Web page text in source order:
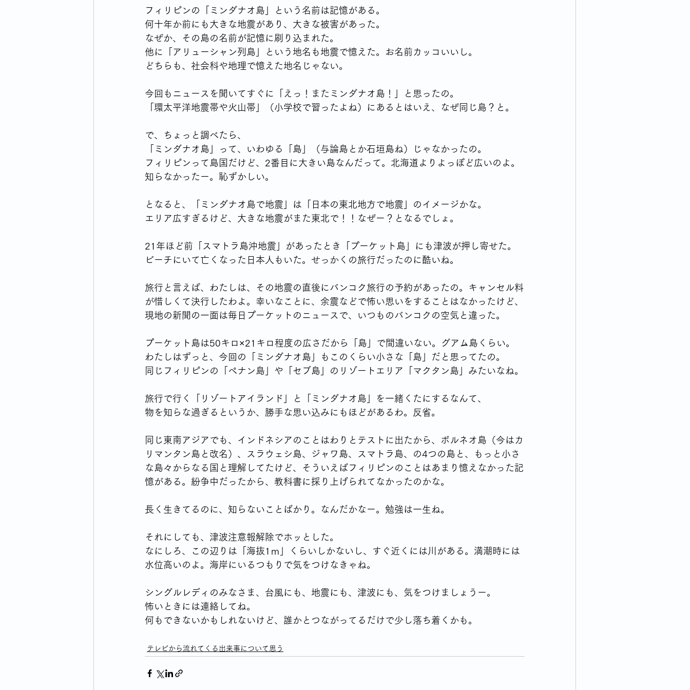
フィリピンの「ミンダナオ島」という名前は記憶がある。
何十年か前にも大きな地震があり、大きな被害があった。
なぜか、その島の名前が記憶に刷り込まれた。
他に「アリューシャン列島」という地名も地震で憶えた。お名前カッコいいし。
どちらも、社会科や地理で憶えた地名じゃない。
今回もニュースを聞いてすぐに「えっ！またミンダナオ島！」と思ったの。
「環太平洋地震帯や火山帯」（小学校で習ったよね）にあるとはいえ、なぜ同じ島？と。
で、ちょっと調べたら、
「ミンダナオ島」って、いわゆる「島」（与論島とか石垣島ね）じゃなかったの。
フィリピンって島国だけど、2番目に大きい島なんだって。北海道よりよっぽど広いのよ。
知らなかったー。恥ずかしい。
となると、「ミンダナオ島で地震」は「日本の東北地方で地震」のイメージかな。
エリア広すぎるけど、大きな地震がまた東北で！！なぜー？となるでしょ。
21年ほど前「スマトラ島沖地震」があったとき「プーケット島」にも津波が押し寄せた。
ビーチにいて亡くなった日本人もいた。せっかくの旅行だったのに酷いね。
旅行と言えば、わたしは、その地震の直後にバンコク旅行の予約があったの。キャンセル料
が惜しくて決行したわよ。幸いなことに、余震などで怖い思いをすることはなかったけど、
現地の新聞の一面は毎日プーケットのニュースで、いつものバンコクの空気と違った。
プーケット島は50キロ×21キロ程度の広さだから「島」で間違いない。グアム島くらい。
わたしはずっと、今回の「ミンダナオ島」もこのくらい小さな「島」だと思ってたの。
同じフィリピンの「ペナン島」や「セブ島」のリゾートエリア「マクタン島」みたいなね。
旅行で行く「リゾートアイランド」と「ミンダナオ島」を一緒くたにするなんて、
物を知らな過ぎるというか、勝手な思い込みにもほどがあるわ。反省。
同じ東南アジアでも、インドネシアのことはわりとテストに出たから、ボルネオ島（今はカ
リマンタン島と改名）、スラウェシ島、ジャワ島、スマトラ島、の4つの島と、もっと小さ
な島々からなる国と理解してたけど、そういえばフィリピンのことはあまり憶えなかった記
憶がある。紛争中だったから、教科書に採り上げられてなかったのかな。
長く生きてるのに、知らないことばかり。なんだかなー。勉強は一生ね。
それにしても、津波注意報解除でホッとした。
なにしろ、この辺りは「海抜1ｍ」くらいしかないし、すぐ近くには川がある。満潮時には
水位高いのよ。海岸にいるつもりで気をつけなきゃね。
シングルレディのみなさま、台風にも、地震にも、津波にも、気をつけましょうー。
怖いときには連絡してね。
何もできないかもしれないけど、誰かとつながってるだけで少し落ち着くかも。
テレビから流れてくる出来事について思う